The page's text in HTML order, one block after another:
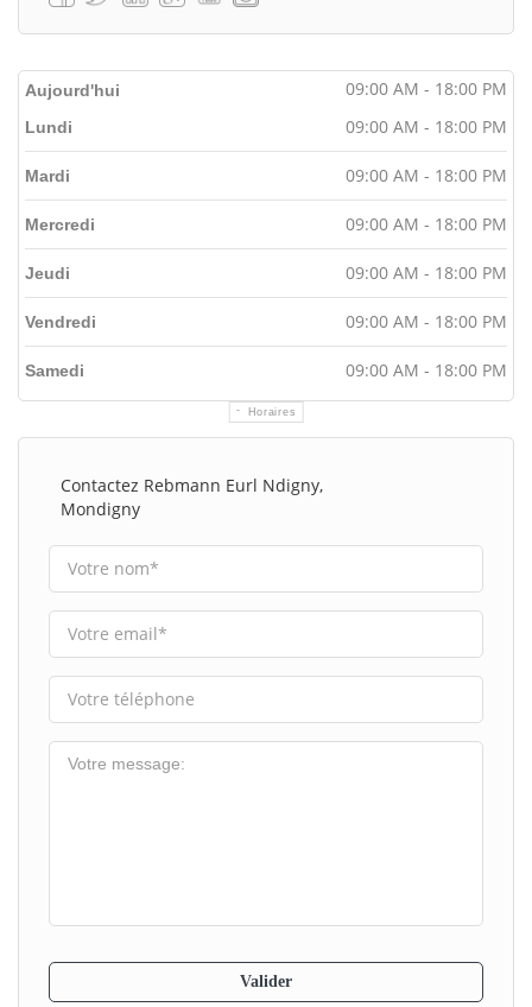
Aujourd'hui 09:00 AM - 18:00 PM
Horaires
Lundi 09:00 AM - 18:00 PM
Mardi 09:00 AM - 18:00 PM
Mercredi 09:00 AM - 18:00 PM
Jeudi 09:00 AM - 18:00 PM
Vendredi 09:00 AM - 18:00 PM
Samedi 09:00 AM - 18:00 PM
Contactez Rebmann Eurl Ndigny,
Mondigny